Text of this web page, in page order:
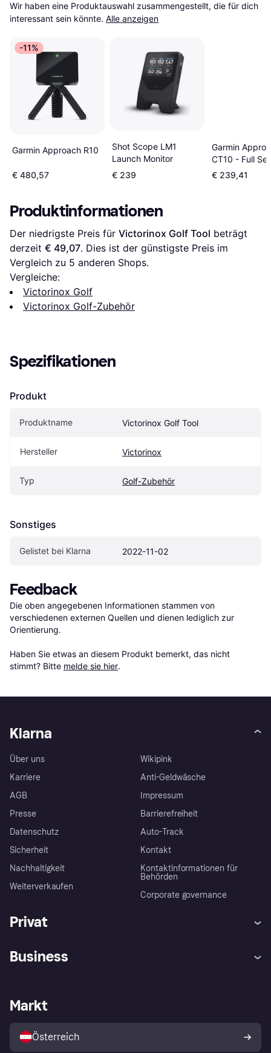
Wir haben eine Produktauswahl zusammengestellt, die für dich
interessant sein könnte. Alle anzeigen
-11%
Garmin Approach R10
€ 480,57
Shot Scope LM1
Launch Monitor
€ 239
Garmin
CT10 - Full Set
€ 239,41
Produktinformationen
Der niedrigste Preis für Victorinox Golf Tool beträgt
derzeit € 49,07. Dies ist der günstigste Preis im
Vergleich zu 5 anderen Shops.
Vergleiche:
Victorinox Golf
Victorinox Golf-Zubehör
Spezifikationen
Produkt
Produktname Victorinox Golf Tool
Hersteller Victorinox
Typ Golf-Zubehör
Sonstiges
Gelistet bei Klarna 2022-11-02
Feedback
Die oben angegebenen Informationen stammen von
verschiedenen externen Quellen und dienen lediglich zur
Orientierung.
Haben Sie etwas an diesem Produkt bemerkt, das nicht
stimmt? Bitte melde sie hier.
Klarna
Über uns
Karriere
AGB
Presse
Datenschutz
Sicherheit
Nachhaltigkeit
Weiterverkaufen
Wikipink
Anti-Geldwäsche
Impressum
Barrierefreiheit
Auto-Track
Kontakt
Kontaktinformationen für
Behörden
Corporate governance
Privat
Shops entdecken
Business
Händlerportal
Markt
Österreich